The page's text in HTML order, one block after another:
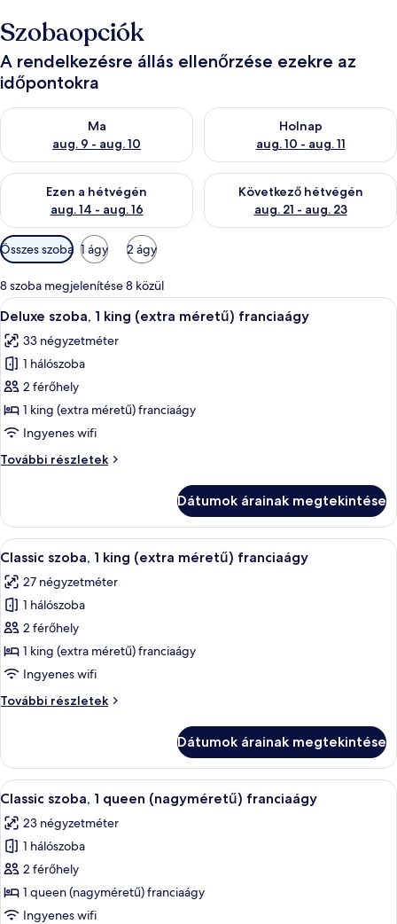
Szobaopciók
A rendelkezésre állás ellenőrzése ezekre az
időpontokra
Ma
aug. 9 - aug. 10
A ma esti rendelkezésre állás ellenőrzése: aug. 9 - aug. 10
Holnap
aug. 10 - aug. 11
A holnapi rendelkezésre állás
Ezen a hétvégén
aug. 14 - aug. 16
A mostani hétvégi rendelkezésre állás ellenőrzése: aug. 14 -
Következő hétvégén
aug. 21 - aug. 23
A következő hétvégi
Szobákhoz
rendelkezésre
álló
szűrők
Összes szoba 1 ágy 2 ágy
8 szoba megjelenítése 8 közül
A
következő
szoba
összes
képének
megtekintése:
Deluxe
1
méretű)
franciaágy
Egy modern szállodai szoba,
6
Deluxe szoba, 1 king (extra méretű) franciaágy
33 négyzetméter
1 hálószoba
2 férőhely
1 king (extra méretű) franciaágy
Ingyenes wifi
További részletek
Deluxe
(extra
méretű)
franciaágy
részletei
Dátumok árainak megtekintése
A
következő
szoba
összes
képének
megtekintése:
Classic
1
méretű)
franciaágy
Egy nagy ágy, fából készült
5
Classic szoba, 1 king (extra méretű) franciaágy
27 négyzetméter
1 hálószoba
2 férőhely
1 king (extra méretű) franciaágy
Ingyenes wifi
További részletek
Classic
(extra
méretű)
franciaágy
részletei
Dátumok árainak megtekintése
A
következő
szoba
összes
képének
megtekintése:
Classic
Egy modern szállodai szoba,
6
Classic szoba, 1 queen (nagyméretű) franciaágy
23 négyzetméter
1 hálószoba
2 férőhely
1 queen (nagyméretű) franciaágy
Ingyenes wifi